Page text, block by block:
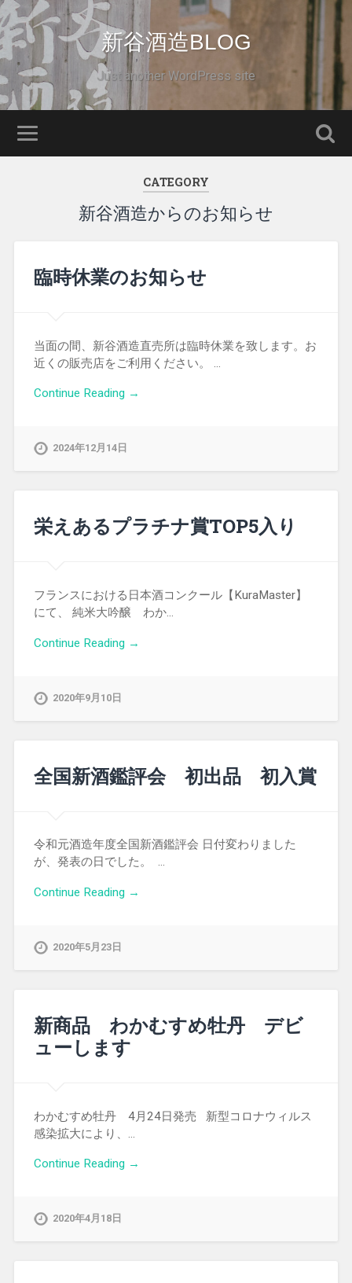
新谷酒造BLOG
Just another WordPress site
CATEGORY
新谷酒造からのお知らせ
臨時休業のお知らせ
当面の間、新谷酒造直売所は臨時休業を致します。お
近くの販売店をご利用ください。 …
Continue Reading →
2024年12月14日
栄えあるプラチナ賞TOP5入り
フランスにおける日本酒コンクール【KuraMaster】
にて、 純米大吟醸 わか…
Continue Reading →
2020年9月10日
全国新酒鑑評会 初出品 初入賞
令和元酒造年度全国新酒鑑評会 日付変わりました
が、発表の日でした。 …
Continue Reading →
2020年5月23日
新商品 わかむすめ牡丹 デビ
ューします
わかむすめ牡丹 4月24日発売 新型コロナウィルス
感染拡大により、…
Continue Reading →
2020年4月18日